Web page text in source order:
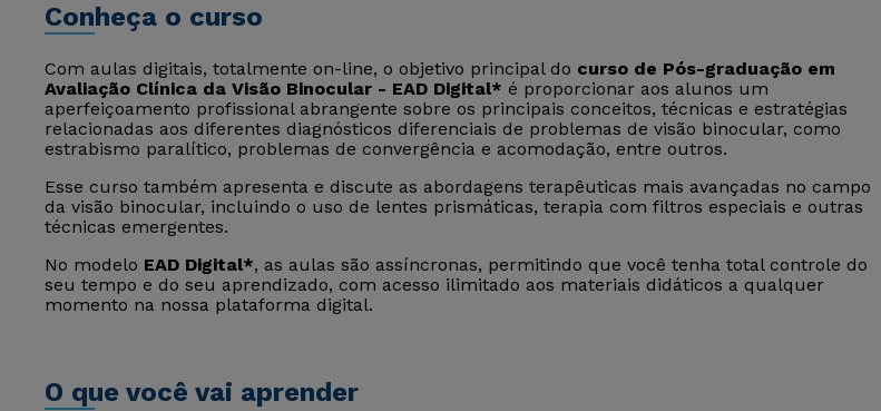
Conheça o curso
Com aulas digitais, totalmente on-line, o objetivo principal do curso de Pós-graduação em
Avaliação Clínica da Visão Binocular - EAD Digital* é proporcionar aos alunos um
aperfeiçoamento profissional abrangente sobre os principais conceitos, técnicas e estratégias
relacionadas aos diferentes diagnósticos diferenciais de problemas de visão binocular, como
estrabismo paralítico, problemas de convergência e acomodação, entre outros.
Esse curso também apresenta e discute as abordagens terapêuticas mais avançadas no campo
da visão binocular, incluindo o uso de lentes prismáticas, terapia com filtros especiais e outras
técnicas emergentes.
No modelo EAD Digital*, as aulas são assíncronas, permitindo que você tenha total controle do
seu tempo e do seu aprendizado, com acesso ilimitado aos materiais didáticos a qualquer
momento na nossa plataforma digital.
O que você vai aprender